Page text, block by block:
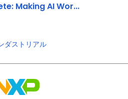
Making AI Wor...
ダストリアル